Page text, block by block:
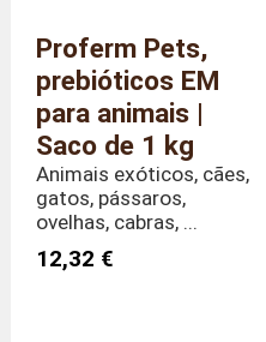
Proferm Pets,
prebióticos EM
para animais |
Saco de 1 kg
Animais exóticos, cães,
gatos, pássaros,
ovelhas, cabras, ...
12,32 €